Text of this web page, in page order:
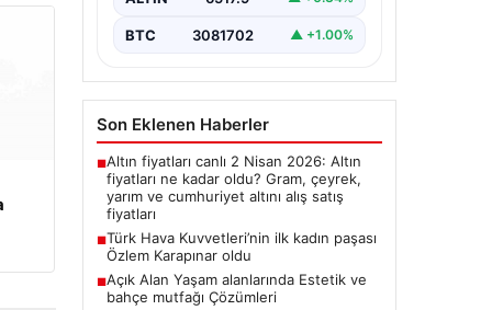
BTC 3081702 ▲ +1.00%
Son Eklenen Haberler
■Altın fiyatları canlı 2 Nisan 2026: Altın
fiyatları ne kadar oldu? Gram, çeyrek,
yarım ve cumhuriyet altını alış satış
fiyatları
■Türk Hava Kuvvetleri’nin ilk kadın paşası
Özlem Karapınar oldu
■Açık Alan Yaşam alanlarında Estetik ve
bahçe mutfağı Çözümleri